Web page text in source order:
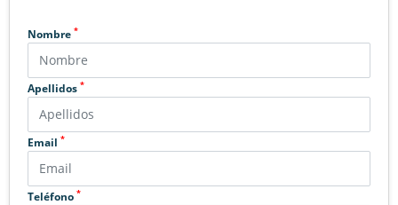
Nombre *
Apellidos *
Email *
Teléfono *